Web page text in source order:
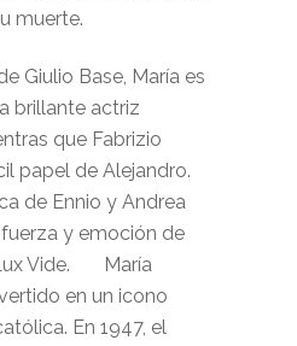
muerte.
Giulio Base, María es
brillante actriz
que Fabrizio
papel de Alejandro.
de Ennio y Andrea
y emoción de
Vide. María
en un icono
En 1947, el